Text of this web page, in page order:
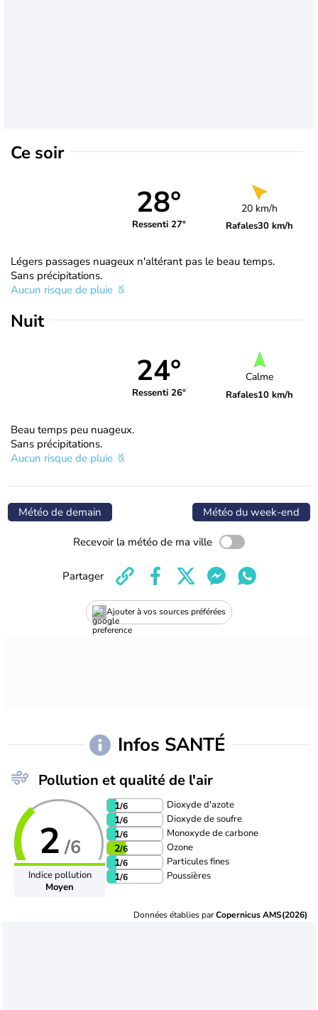
Ce soir
28°
Ressenti 27°
20 km/h
Rafales30 km/h
Légers passages nuageux n'altérant pas le beau temps.
Sans précipitations.
Aucun risque de pluie
Nuit
24°
Ressenti 26°
Calme
Rafales10 km/h
Beau temps peu nuageux.
Sans précipitations.
Aucun risque de pluie
Météo de demain Météo du week-end
Recevoir la météo de ma ville
Ajouter à vos sources préférées
Partager
Infos SANTÉ
Pollution et qualité de l'air
2 /6
Indice pollution
Moyen
1/6 Dioxyde d'azote
1/6 Dioxyde de soufre
1/6 Monoxyde de carbone
2/6 Ozone
1/6 Particules fines
1/6 Poussières
Données établies parCopernicus AMS(2026)